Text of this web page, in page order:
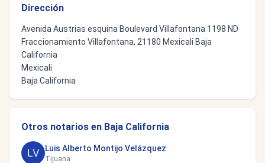
Dirección
Avenida Austrias esquina Boulevard Villafontana 1198 ND
Fraccionamiento Villafontana, 21180 Mexicali Baja
California
Mexicali
Baja California
Otros notarios en Baja California
Luis Alberto Montijo Velázquez
Tijuana